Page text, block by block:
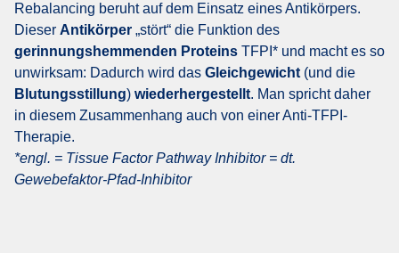
Rebalancing beruht auf dem Einsatz eines Antikörpers.
Dieser Antikörper „stört“ die Funktion des
gerinnungshemmenden Proteins TFPI* und macht es so
unwirksam: Dadurch wird das Gleichgewicht (und die
Blutungsstillung) wiederhergestellt. Man spricht daher
in diesem Zusammenhang auch von einer Anti-TFPI-
Therapie.
*engl. = Tissue Factor Pathway Inhibitor = dt.
Gewebefaktor-Pfad-Inhibitor